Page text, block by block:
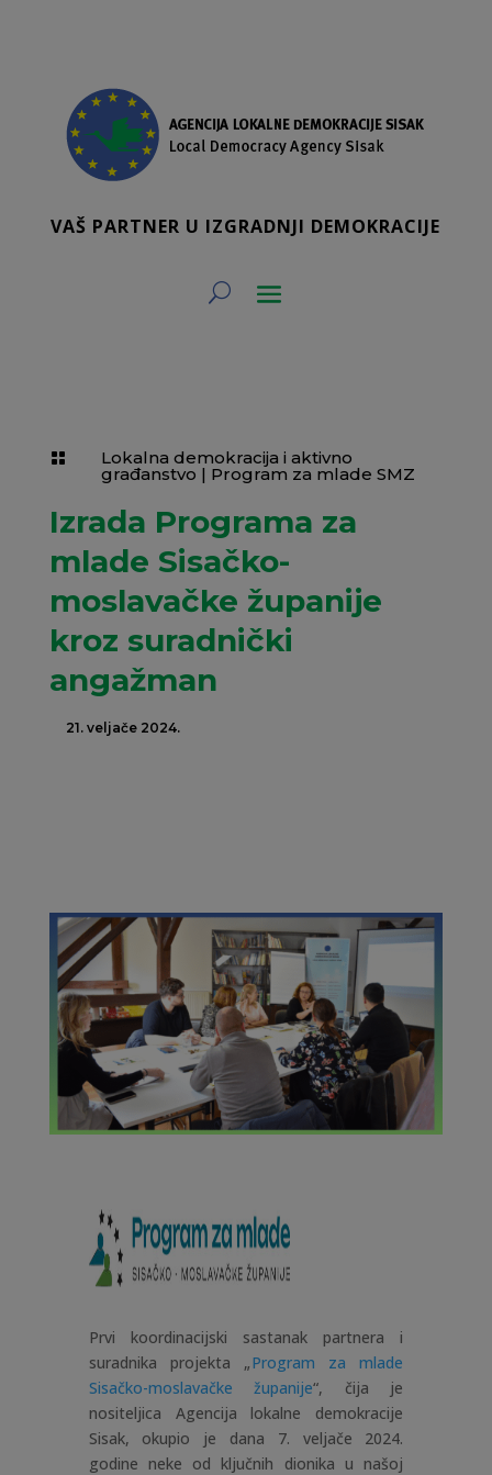
VAŠ PARTNER U IZGRADNJI DEMOKRACIJE
 Lokalna demokracija i aktivno
građanstvo | Program za mlade SMZ
Izrada Programa za
mlade Sisačko-
moslavačke županije
kroz suradnički
angažman
21. veljače 2024.
Prvi koordinacijski sastanak partnera i
suradnika projekta „Program za mlade
Sisačko-moslavačke županije“, čija je
nositeljica Agencija lokalne demokracije
Sisak, okupio je dana 7. veljače 2024.
godine neke od ključnih dionika u našoj